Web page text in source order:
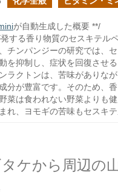
が自動生成した概要 **/
する香り物質のセスキテル
チンパンジーの研究では、
を抑制し、症状を回復させ
ラクトンは、苦味がありな
分が豊富です。そのため、
菜は食われない野菜よりも
れ、ヨモギの苦味もセスキ
ケから周辺の